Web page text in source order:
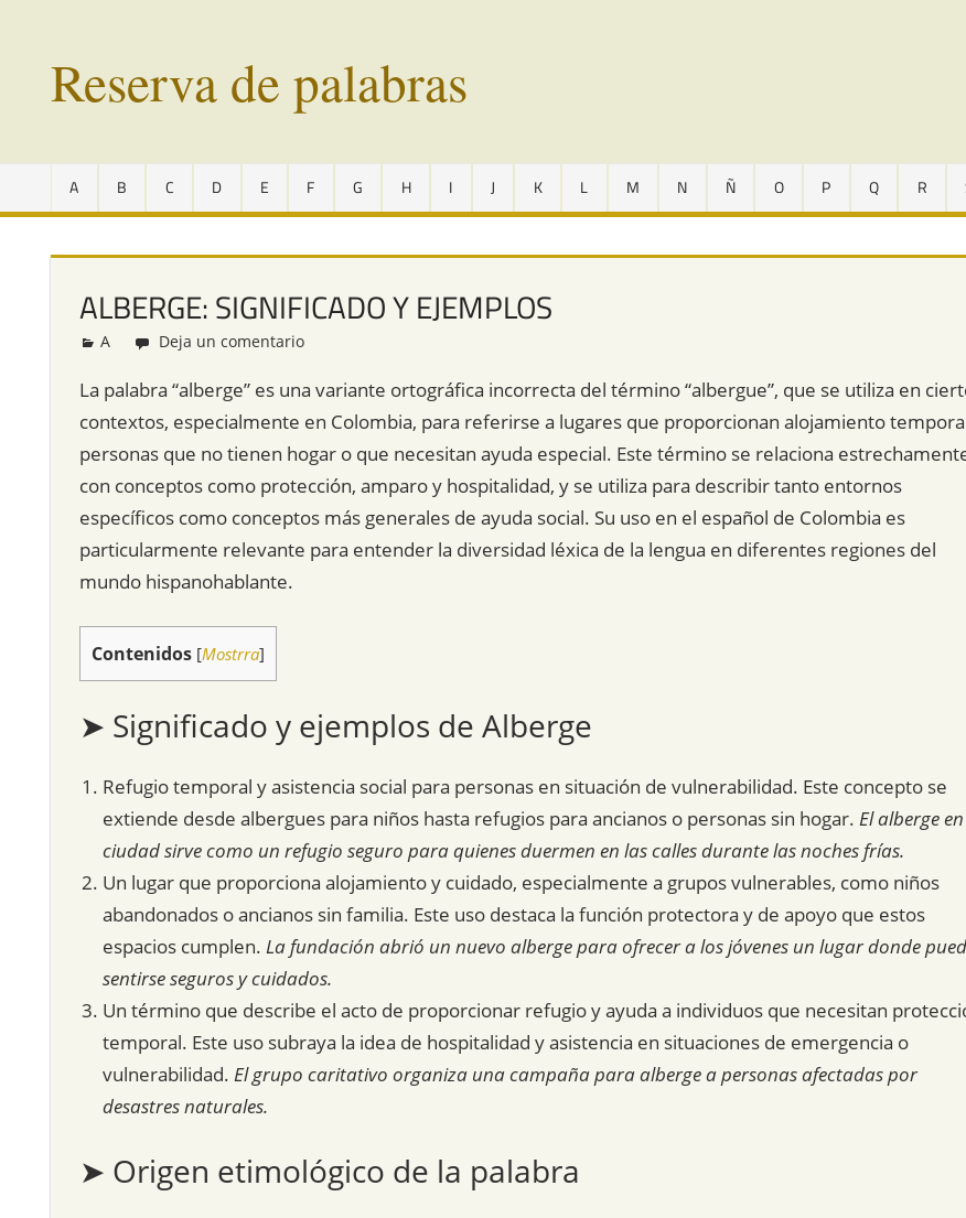
contenidoReserva de palabras
en
vías
extinción
todo
A B C D E F G H I J K L M N Ñ O P Q R
ALBERGE: SIGNIFICADO Y EJEMPLOS
Redacción
A Deja un comentario
La palabra “alberge” es una variante ortográfica incorrecta del término “albergue”, que se utiliza en
contextos, especialmente en Colombia, para referirse a lugares que proporcionan alojamiento
personas que no tienen hogar o que necesitan ayuda especial. Este término se relaciona
con conceptos como protección, amparo y hospitalidad, y se utiliza para describir tanto entornos
específicos como conceptos más generales de ayuda social. Su uso en el español de Colombia es
particularmente relevante para entender la diversidad léxica de la lengua en diferentes regiones del
mundo hispanohablante.
Contenidos [Mostrra]
➤ Significado y ejemplos de Alberge
Refugio temporal y asistencia social para personas en situación de vulnerabilidad. Este concepto se
extiende desde albergues para niños hasta refugios para ancianos o personas sin hogar. El alberge
ciudad sirve como un refugio seguro para quienes duermen en las calles durante las noches frías.
Un lugar que proporciona alojamiento y cuidado, especialmente a grupos vulnerables, como niños
abandonados o ancianos sin familia. Este uso destaca la función protectora y de apoyo que estos
espacios cumplen. La fundación abrió un nuevo alberge para ofrecer a los jóvenes un lugar donde
sentirse seguros y cuidados.
Un término que describe el acto de proporcionar refugio y ayuda a individuos que necesitan
temporal. Este uso subraya la idea de hospitalidad y asistencia en situaciones de emergencia o
vulnerabilidad. El grupo caritativo organiza una campaña para alberge a personas afectadas por
desastres naturales.
➤ Origen etimológico de la palabra